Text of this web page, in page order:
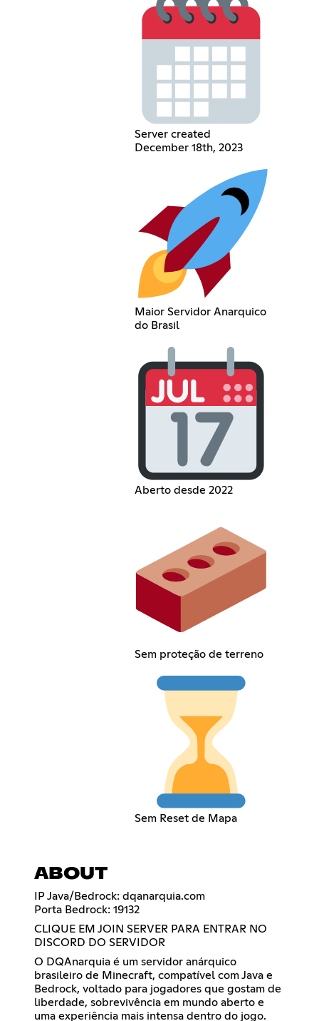
Server created
December 18th, 2023
Maior Servidor Anarquico
do Brasil
Aberto desde 2022
Sem proteção de terreno
Sem Reset de Mapa
ABOUT
IP Java/Bedrock: dqanarquia.com
Porta Bedrock: 19132
CLIQUE EM JOIN SERVER PARA ENTRAR NO
DISCORD DO SERVIDOR
O DQAnarquia é um servidor anárquico
brasileiro de Minecraft, compatível com Java e
Bedrock, voltado para jogadores que gostam de
liberdade, sobrevivência em mundo aberto e
uma experiência mais intensa dentro do jogo.